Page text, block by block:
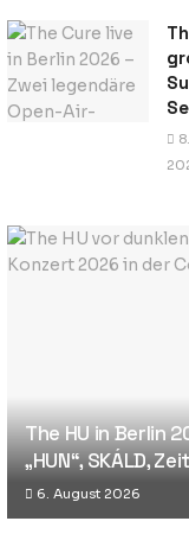
The HU in Berlin
„HUN“, SKÁLD,
6. August 2026